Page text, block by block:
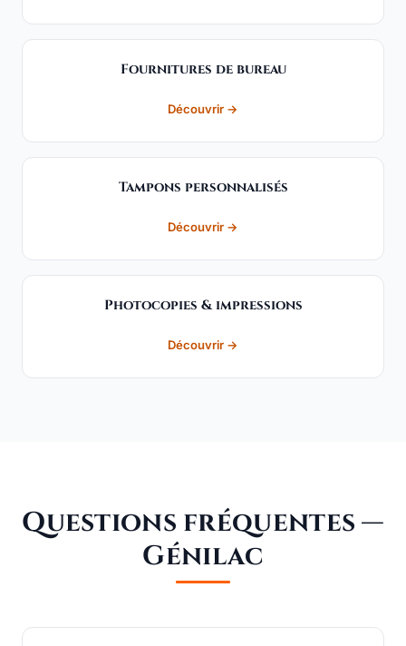
Fournitures de bureau
Découvrir →
Tampons personnalisés
Découvrir →
Photocopies & impressions
Découvrir →
Questions fréquentes —
Génilac